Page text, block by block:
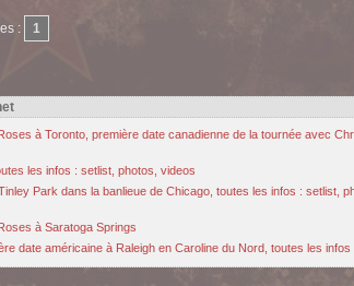
: 1
à Toronto, première date canadienne de la tournée avec
les infos : setlist, photos, videos
Park dans la banlieue de Chicago, toutes les infos : setlist,
à Saratoga Springs
date américaine à Raleigh en Caroline du Nord, toutes les infos